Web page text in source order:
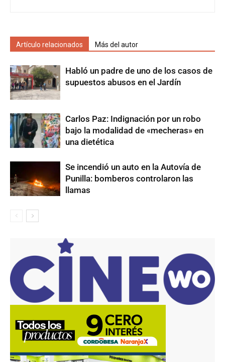
Artículo relacionados Más del autor
Habló un padre de uno de los casos de
supuestos abusos en el Jardín
Carlos Paz: Indignación por un robo
bajo la modalidad de «mecheras» en
una dietética
Se incendió un auto en la Autovía de
Punilla: bomberos controlaron las
llamas